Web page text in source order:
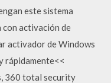
este sistema
con activación de
activador de Windows
rápidamente<<
360 total security